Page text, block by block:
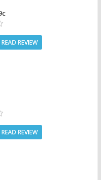
READ REVIEW
READ REVIEW